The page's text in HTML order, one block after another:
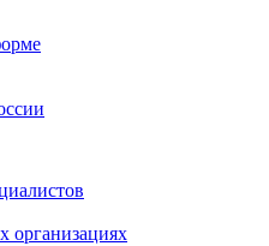
организациях